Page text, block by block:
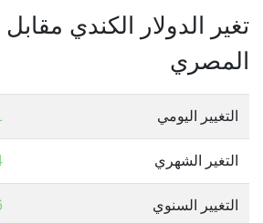
تغير الدولار الكندي مقابل
المصري
التغيير اليومي
التغير الشهري
التغيير السنوي